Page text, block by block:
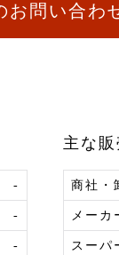
お問い合わ
-
-
-
主な
商社・
メーカ
スーパ